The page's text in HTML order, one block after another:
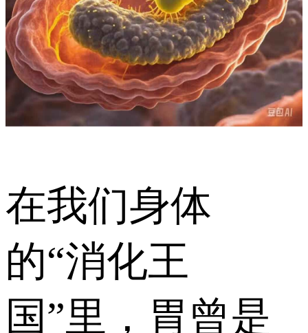
在我们身体
的“消化王
国”里，胃曾是